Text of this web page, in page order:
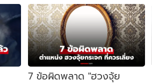
7 ข้อผิดพลาด "ฮวงจุ้ย